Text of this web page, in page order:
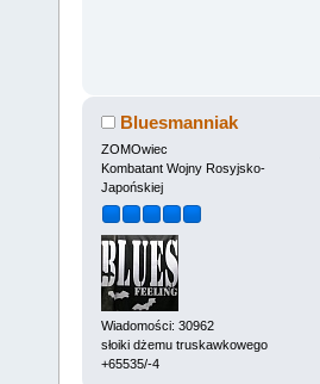
Bluesmanniak
ZOMOwiec
Kombatant Wojny Rosyjsko-
Japońskiej
Wiadomości: 30962
słoiki dżemu truskawkowego
+65535/-4